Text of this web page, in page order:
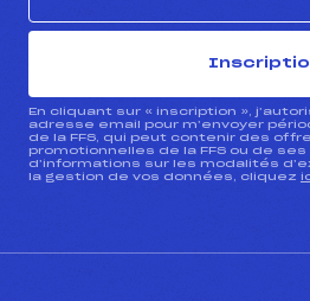
En cliquant sur « inscription »,
adresse email pour m’envoyer
de la FFS, qui peut contenir des
promotionnelles de la FFS ou de
d’informations sur les modalités
la gestion de vos données, cliquez